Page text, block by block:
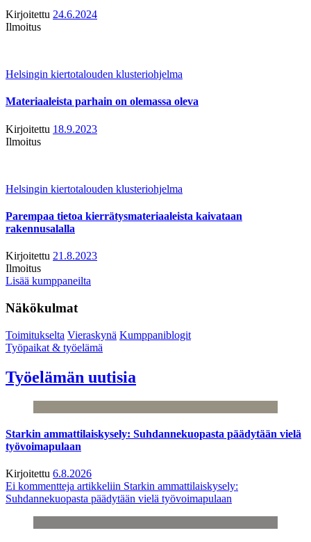
Kirjoitettu 24.6.2024
Ilmoitus
Helsingin kiertotalouden klusteriohjelma
Materiaaleista parhain on olemassa oleva
Kirjoitettu 18.9.2023
Ilmoitus
Helsingin kiertotalouden klusteriohjelma
Parempaa tietoa kierrätysmateriaaleista kaivataan
rakennusalalla
Kirjoitettu 21.8.2023
Ilmoitus
Lisää kumppaneilta
Näkökulmat
Toimitukselta Vieraskynä Kumppaniblogit
Työpaikat & työelämä
Työelämän uutisia
Starkin ammattilaiskysely: Suhdannekuopasta päädytään vielä
työvoimapulaan
Kirjoitettu 6.8.2026
Ei kommentteja artikkeliin Starkin ammattilaiskysely:
Suhdannekuopasta päädytään vielä työvoimapulaan